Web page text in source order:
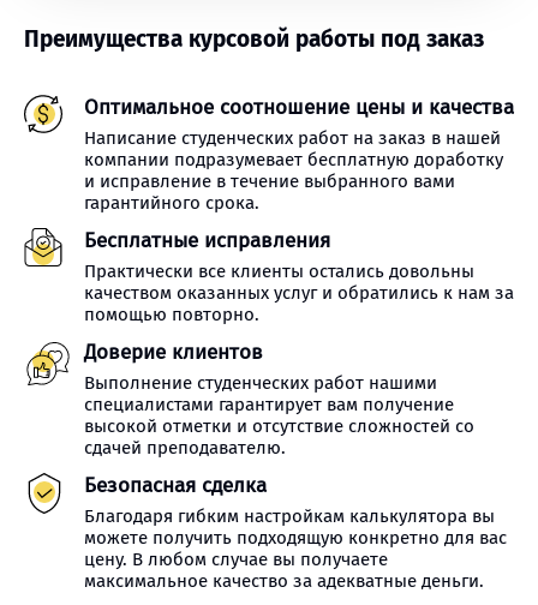
Преимущества курсовой работы под заказ
Оптимальное соотношение цены и качества
Написание студенческих работ на заказ в нашей
компании подразумевает бесплатную доработку
и исправление в течение выбранного вами
гарантийного срока.
Бесплатные исправления
Практически все клиенты остались довольны
качеством оказанных услуг и обратились к нам за
помощью повторно.
Доверие клиентов
Выполнение студенческих работ нашими
специалистами гарантирует вам получение
высокой отметки и отсутствие сложностей со
сдачей преподавателю.
Безопасная сделка
Благодаря гибким настройкам калькулятора вы
можете получить подходящую конкретно для вас
цену. В любом случае вы получаете
максимальное качество за адекватные деньги.